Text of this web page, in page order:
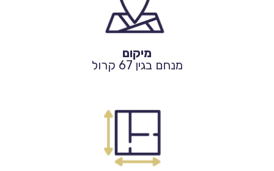
מיקום
מנחם בגין 67 קרול